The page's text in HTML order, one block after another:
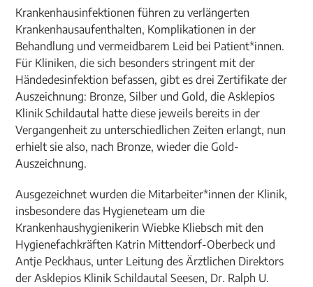
Krankenhausinfektionen führen zu verlängerten
Krankenhausaufenthalten, Komplikationen in der
Behandlung und vermeidbarem Leid bei Patient*innen.
Für Kliniken, die sich besonders stringent mit der
Händedesinfektion befassen, gibt es drei Zertifikate der
Auszeichnung: Bronze, Silber und Gold, die Asklepios
Klinik Schildautal hatte diese jeweils bereits in der
Vergangenheit zu unterschiedlichen Zeiten erlangt, nun
erhielt sie also, nach Bronze, wieder die Gold-
Auszeichnung.
Ausgezeichnet wurden die Mitarbeiter*innen der Klinik,
insbesondere das Hygieneteam um die
Krankenhaushygienikerin Wiebke Kliebsch mit den
Hygienefachkräften Katrin Mittendorf-Oberbeck und
Antje Peckhaus, unter Leitung des Ärztlichen Direktors
der Asklepios Klinik Schildautal Seesen, Dr. Ralph U.